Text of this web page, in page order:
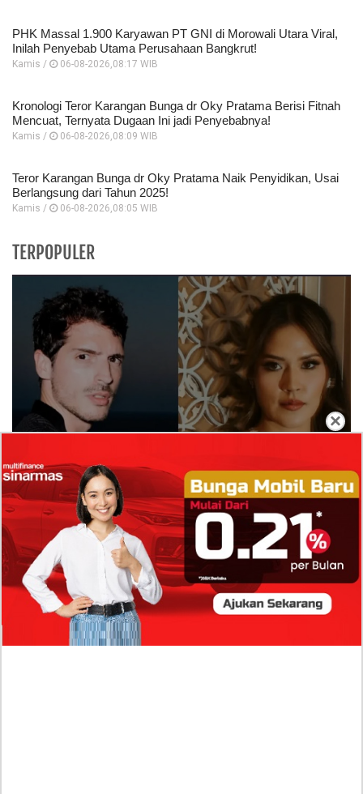
×
PHK Massal 1.900 Karyawan PT GNI di Morowali Utara Viral,
Inilah Penyebab Utama Perusahaan Bangkrut!
Kamis / 06-08-2026,08:17 WIB
Kronologi Teror Karangan Bunga dr Oky Pratama Berisi Fitnah
Mencuat, Ternyata Dugaan Ini jadi Penyebabnya!
Kamis / 06-08-2026,08:09 WIB
Teror Karangan Bunga dr Oky Pratama Naik Penyidikan, Usai
Berlangsung dari Tahun 2025!
Kamis / 06-08-2026,08:05 WIB
TERPOPULER
Molinie Terkuak, Diduga jadi Isyarat Go
Publik?
Profil Biodata Mathis Molinié, Chef Prancis Pacar
Baru Raisa Andriana yang Kini Resmi Go Publik?
Sumber Penghasilan Asila Maisa Apa Saja? Dituding
Beli Barang Branded Pakai Uang Ayah yang Jadi
Wabup!